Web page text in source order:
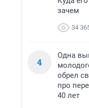
зачем
34
4
Одна
обрел
про
40 лет